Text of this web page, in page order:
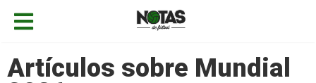
Artículos sobre Mundial